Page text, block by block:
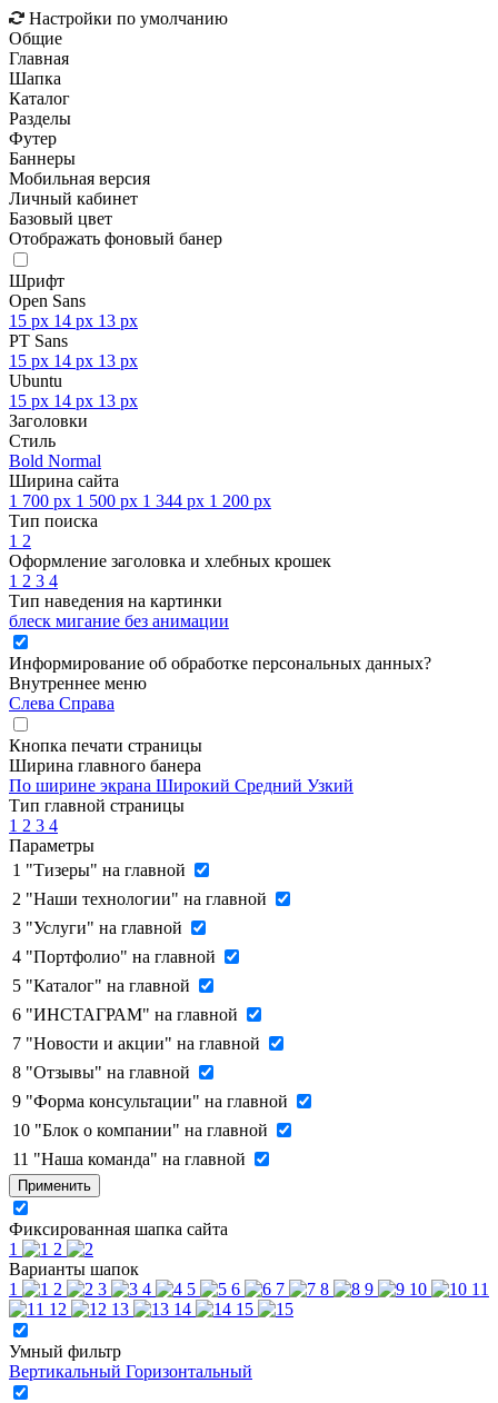
Настройки по умолчанию
Общие
Главная
Шапка
Каталог
Разделы
Футер
Баннеры
Мобильная версия
Личный кабинет
Базовый цвет
Отображать фоновый банер
Шрифт
Open Sans
15 px 14 px 13 px
PT Sans
15 px 14 px 13 px
Ubuntu
15 px 14 px 13 px
Заголовки
Стиль
Bold Normal
Ширина сайта
1 700 px 1 500 px 1 344 px 1 200 px
Тип поиска
1 2
Оформление заголовка и хлебных крошек
1 2 3 4
Тип наведения на картинки
блеск мигание без анимации
Информирование об обработке персональных данных?
Внутреннее меню
Слева Справа
Кнопка печати страницы
Ширина главного банера
По ширине экрана Широкий Средний Узкий
Тип главной страницы
1 2 3 4
Параметры
1 "Тизеры" на главной
2 "Наши технологии" на главной
3 "Услуги" на главной
4 "Портфолио" на главной
5 "Каталог" на главной
6 "ИНСТАГРАМ" на главной
7 "Новости и акции" на главной
8 "Отзывы" на главной
9 "Форма консультации" на главной
10 "Блок о компании" на главной
11 "Наша команда" на главной
Применить
Фиксированная шапка сайта
1
2
Варианты шапок
1
2 3 4 5 6 7 8 9 10
11
12
13 14 15
Умный фильтр
Вертикальный Горизонтальный